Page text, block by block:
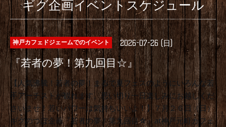
ギグ企画イベントスケジュール
神戸カフェドジェームでのイベント 2026-07-26 (日)
『若者の夢！第九回目☆』
【人気沸騰！若者の夢！まるで夏フェスのようにいろんな若
手アーチストが観れます。思い切り一日楽しみにお越しくだ
さいませ！若いパワーは気持ちいいよ！】７月２６日（日）
ギグのつぼ企画『若者の夢！第九回目☆』at神戸元町カフェ